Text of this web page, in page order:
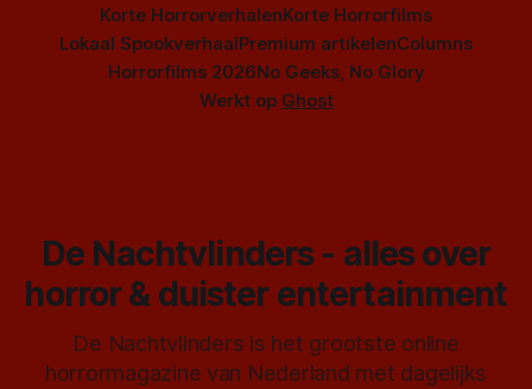
Korte HorrorverhalenKorte Horrorfilms
Lokaal SpookverhaalPremium artikelenColumns
Horrorfilms 2026No Geeks, No Glory
Werkt op Ghost
De Nachtvlinders - alles over
horror & duister entertainment
De Nachtvlinders is het grootste online
horrormagazine van Nederland met dagelijks